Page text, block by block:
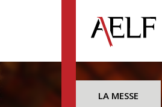
LA MESSE